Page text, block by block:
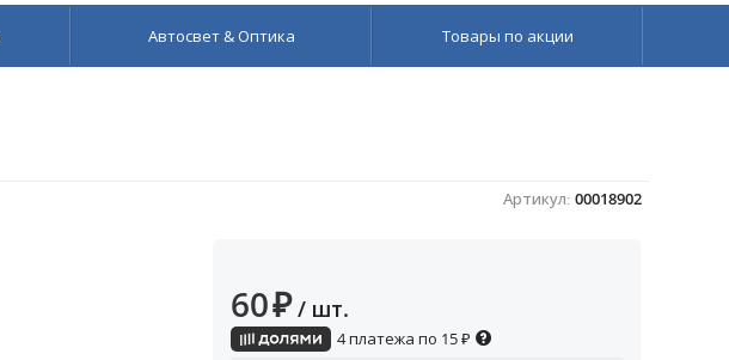
Автосвет & Оптика Товары по акции
Артикул: 00018902
60₽ / шт.
4 платежа по 15₽